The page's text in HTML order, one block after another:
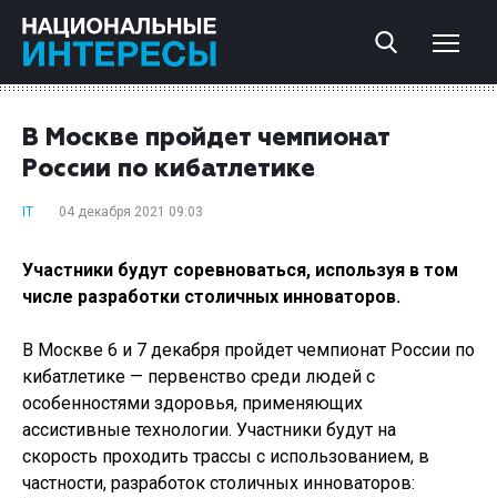
В Москве пройдет чемпионат
России по кибатлетике
IT 04 декабря 2021 09:03
Участники будут соревноваться, используя в том
числе разработки столичных инноваторов.
В Москве 6 и 7 декабря пройдет чемпионат России по
кибатлетике — первенство среди людей с
особенностями здоровья, применяющих
ассистивные технологии. Участники будут на
скорость проходить трассы с использованием, в
частности, разработок столичных инноваторов: